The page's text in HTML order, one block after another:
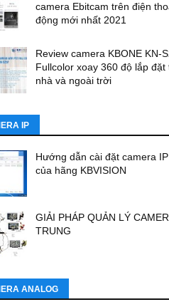
camera Ebitcam trên điện
động mới nhất 2021
Review camera KBONE KN-
Fullcolor xoay 360 độ lắp đặt
nhà và ngoài trời
IP
Hướng dẫn cài đặt camera
của hãng KBVISION
GIẢI PHÁP QUẢN LÝ
TRUNG
ANALOG